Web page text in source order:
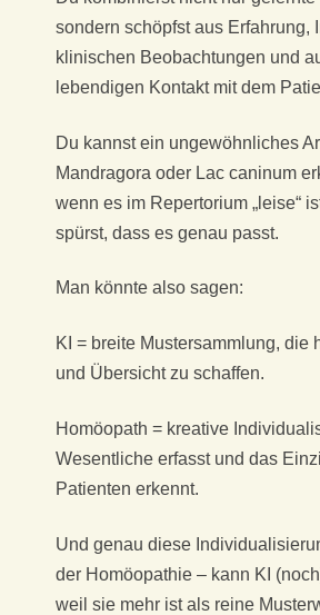
sondern schöpfst aus Erfahrung,
klinischen Beobachtungen und
lebendigen Kontakt mit dem
Du kannst ein ungewöhnliches
Mandragora oder Lac caninum
wenn es im Repertorium „leise“
spürst, dass es genau passt.
Man könnte also sagen:
KI = breite Mustersammlung, die
und Übersicht zu schaffen.
Homöopath = kreative
Wesentliche erfasst und das
Patienten erkennt.
Und genau diese
der Homöopathie – kann KI
weil sie mehr ist als reine